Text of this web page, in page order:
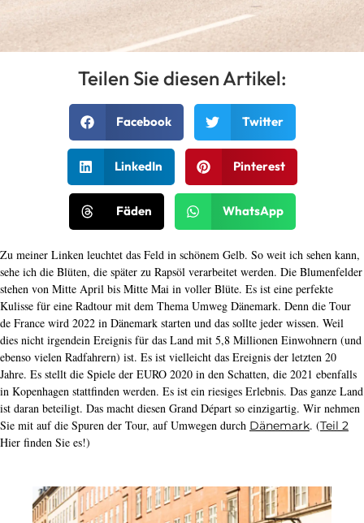
Teilen Sie diesen Artikel:
Facebook Twitter
LinkedIn Pinterest
Fäden WhatsApp
Zu meiner Linken leuchtet das Feld in schönem Gelb. So weit ich sehen kann,
sehe ich die Blüten, die später zu Rapsöl verarbeitet werden. Die Blumenfelder
stehen von Mitte April bis Mitte Mai in voller Blüte. Es ist eine perfekte
Kulisse für eine Radtour mit dem Thema Umweg Dänemark. Denn die Tour
de France wird 2022 in Dänemark starten und das sollte jeder wissen. Weil
dies nicht irgendein Ereignis für das Land mit 5,8 Millionen Einwohnern (und
ebenso vielen Radfahrern) ist. Es ist vielleicht das Ereignis der letzten 20
Jahre. Es stellt die Spiele der EURO 2020 in den Schatten, die 2021 ebenfalls
in Kopenhagen stattfinden werden. Es ist ein riesiges Erlebnis. Das ganze Land
ist daran beteiligt. Das macht diesen Grand Départ so einzigartig. Wir nehmen
Sie mit auf die Spuren der Tour, auf Umwegen durch Dänemark. (Teil 2
Hier finden Sie es!)